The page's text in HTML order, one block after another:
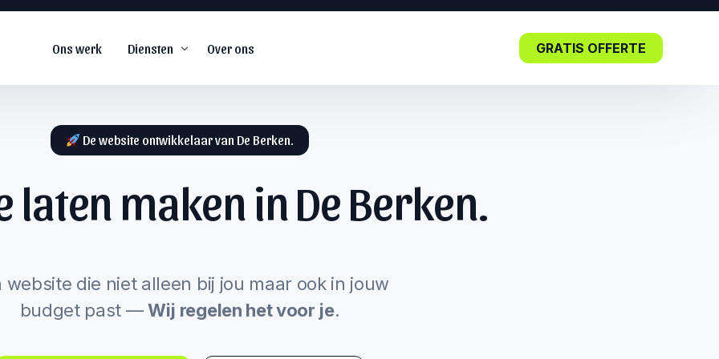
Ons werk Diensten
De #1 web agency voor
snel groeiende
Lees nu: De impact van SEO in
Over ons GRATIS OFFERTE
De website ontwikkelaar van De Berken.
laten maken in De Berken.
website die niet alleen bij jou maar ook in jouw
budget past —Wij regelen het voor je.